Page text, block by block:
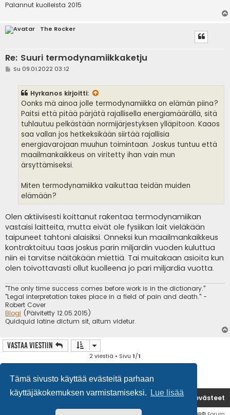
Tämä sivusto käyttää evästeitä parhaan
käyttäjäkokemuksen varmistamiseksi.
Lue lisää
Palannut kuolleista 2015
The Rocker
Re: Suuri termodynamiikkaketju
VSu 09.01.2022 03:12
Hyrkanos kirjoitti:
Oonks mä ainoa jolle termodynamiikka on elämän piina?
Paitsi että pitää pärjätä rajallisella energiamäärällä, sitä
tuhlautuu pelkästään normijärjestyksen ylläpitoon. Kaaos
saa vallan jos hetkeksikään siirtää rajallisia
energiavarojaan muuhun toimintaan. Joskus tuntuu että
maailmankaikkeus on viritetty ihan vain mun
ärsyttämiseksi.
Miten termodynamiikka vaikuttaa teidän muiden
elämään?
Olen aktiivisesti koittanut rakentaa termodynamiikan
vastaisi laitteita, mutta eivät ole fysiikan lait vieläkään
taipuneet tahtoni alaisiksi. Onneksi kun maailmankaikkeus
kontraktoituu taas joskus parin miljardin vuoden kuluttua
niin ei tarvitse näitäkään miettiä. Tai muitakaan asioita kun
olen toivottavasti ollut kuolleena jo pari miljardia vuotta.
"The only time success comes before work is in the dictionary."
"Legal interpretation takes place in a field of pain and death." -
Robert Cover
Blogi (Päivitetty 12.05.2015)
Quidquid latine dictum sit, altum videtur.
Vastaa Viestiin
2 viestiä • Sivu 1/1
Etusivu Poista evästeet